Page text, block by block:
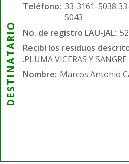
DESTINATARIO
Teléfono: 33-3161-5038
5043
No. de registro LAU-JAL:
Recibí los residuos
.PLUMA VICERAS Y SANGRE
Nombre: Marcos Antonio